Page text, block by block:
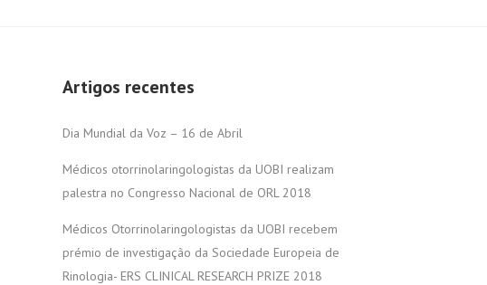
Artigos recentes
Dia Mundial da Voz – 16 de Abril
Médicos otorrinolaringologistas da UOBI realizam
palestra no Congresso Nacional de ORL 2018
Médicos Otorrinolaringologistas da UOBI recebem
prémio de investigação da Sociedade Europeia de
Rinologia- ERS CLINICAL RESEARCH PRIZE 2018